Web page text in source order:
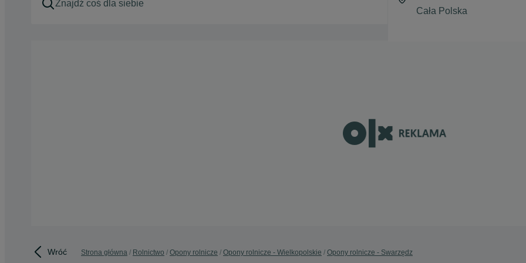
Wróć Strona główna Rolnictwo Opony rolnicze Opony rolnicze - Wielkopolskie Opony rolnicze - Swarzędz